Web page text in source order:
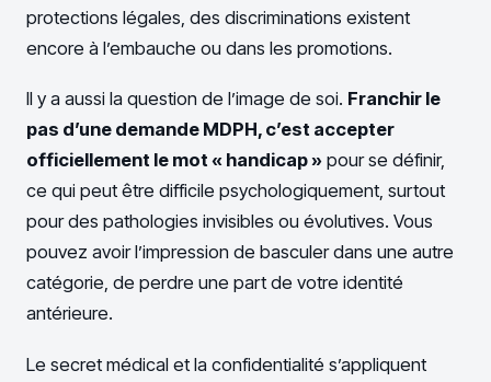
protections légales, des discriminations existent
encore à l’embauche ou dans les promotions.
Il y a aussi la question de l’image de soi. Franchir le
pas d’une demande MDPH, c’est accepter
officiellement le mot « handicap » pour se définir,
ce qui peut être difficile psychologiquement, surtout
pour des pathologies invisibles ou évolutives. Vous
pouvez avoir l’impression de basculer dans une autre
catégorie, de perdre une part de votre identité
antérieure.
Le secret médical et la confidentialité s’appliquent